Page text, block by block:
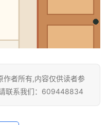
注册
作者所有,内容仅供读者参
联系我们：609448834